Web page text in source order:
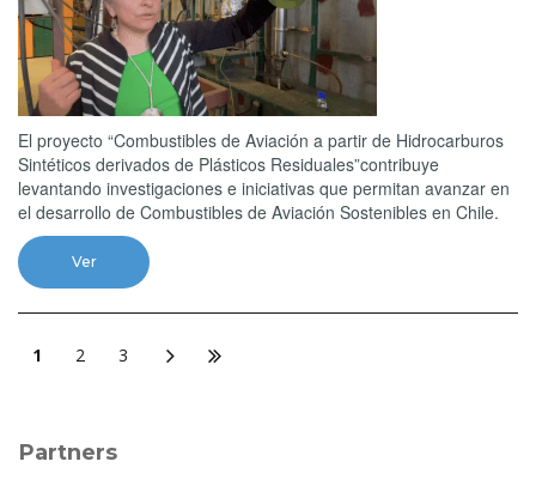
El proyecto “Combustibles de Aviación a partir de Hidrocarburos
Sintéticos derivados de Plásticos Residuales”contribuye
levantando investigaciones e iniciativas que permitan avanzar en
el desarrollo de Combustibles de Aviación Sostenibles en Chile.
Ver
1 2 3
Partners